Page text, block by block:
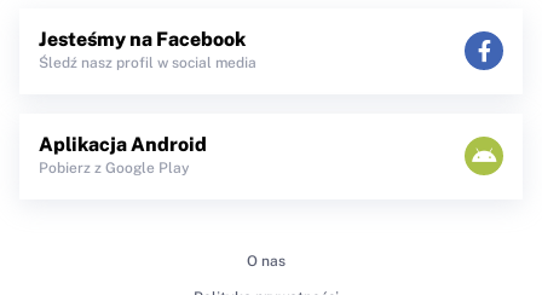
Jesteśmy na Facebook
Śledź nasz profil w social media
Aplikacja Android
Pobierz z Google Play
O nas